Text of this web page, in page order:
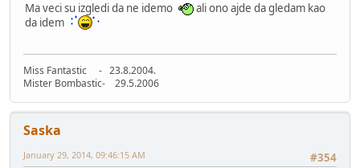
Ma veci su izgledi da ne idemo
ali ono ajde da gledam kao
da idem
Miss Fantastic - 23.8.2004.
Mister Bombastic- 29.5.2006
Saska
#354
January 29, 2014, 09:46:15 AM